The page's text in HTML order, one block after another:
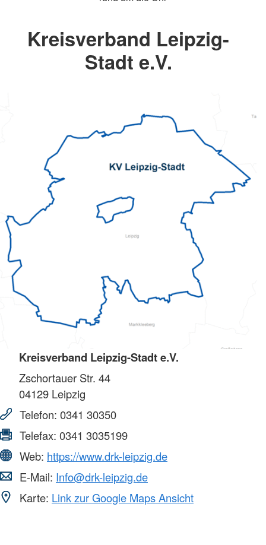
Kreisverband Leipzig-
Stadt e.V.
Kreisverband Leipzig-Stadt e.V.
Zschortauer Str. 44
04129 Leipzig
Telefon: 0341 30350
Telefax: 0341 3035199
Web: https://www.drk-leipzig.de
E-Mail: Info@drk-leipzig.de
Karte: Link zur Google Maps Ansicht